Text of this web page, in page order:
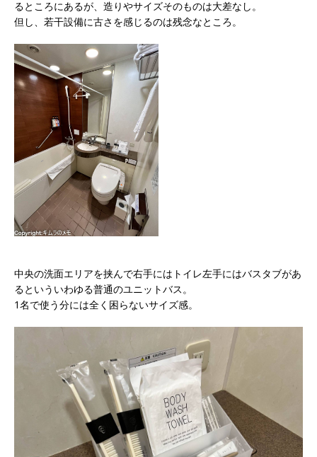
るところにあるが、造りやサイズそのものは大差なし。
但し、若干設備に古さを感じるのは残念なところ。
中央の洗面エリアを挟んで右手にはトイレ左手にはバスタブがあ
るといういわゆる普通のユニットバス。
1名で使う分には全く困らないサイズ感。